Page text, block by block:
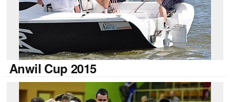
Anwil Cup 2015